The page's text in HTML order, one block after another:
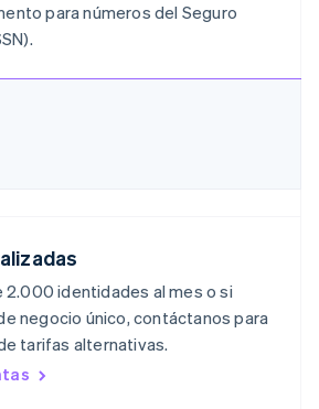
para números del Seguro
2.000 identidades al mes o si
negocio único, contáctanos para
tarifas alternativas.